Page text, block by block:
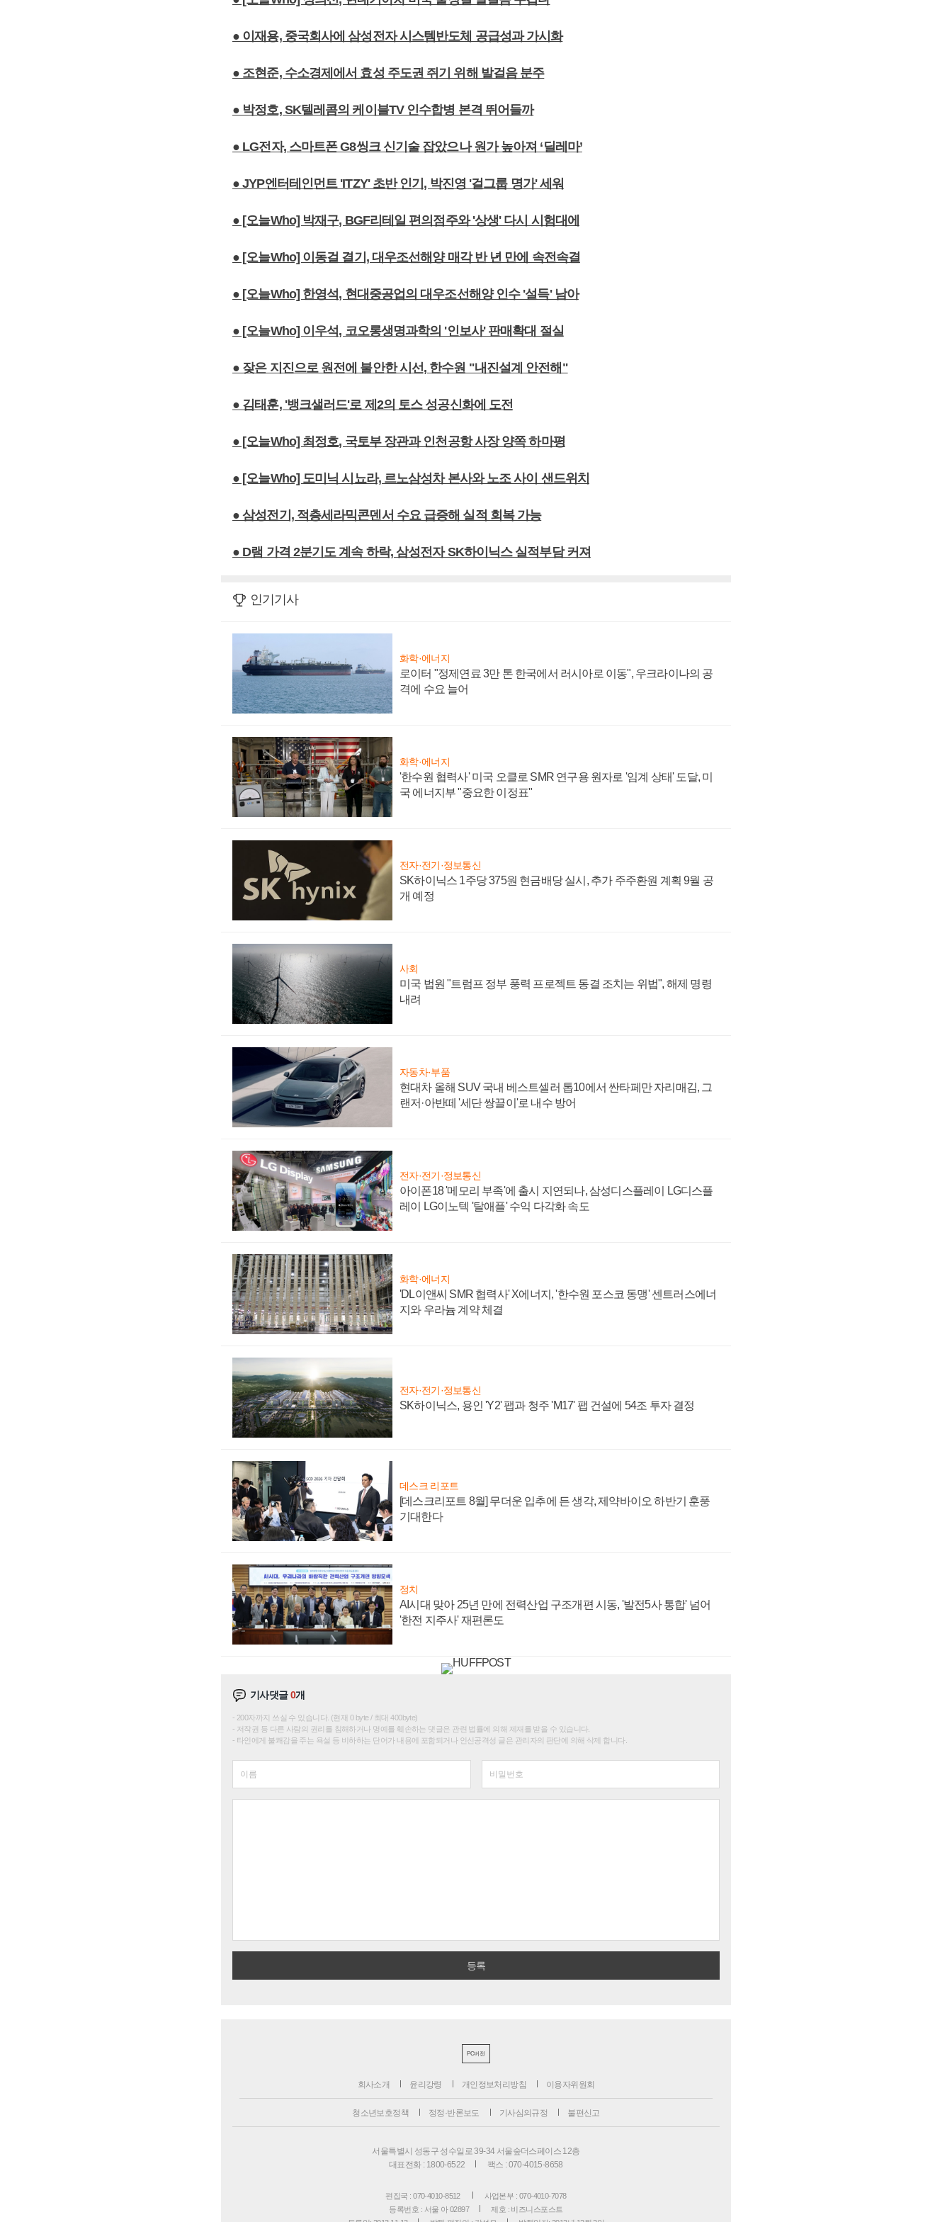
● 이재용, 중국회사에 삼성전자 시스템반도체 공급성과 가시화
● 조현준, 수소경제에서 효성 주도권 쥐기 위해 발걸음 분주
● 박정호, SK텔레콤의 케이블TV 인수합병 본격 뛰어들까
● LG전자, 스마트폰 G8씽크 신기술 잡았으나 원가 높아져 ‘딜레마’
● JYP엔터테인먼트 'ITZY' 초반 인기, 박진영 '걸그룹 명가' 세워
● [오늘Who] 박재구, BGF리테일 편의점주와 '상생' 다시 시험대에
● [오늘Who] 이동걸 결기, 대우조선해양 매각 반 년 만에 속전속결
● [오늘Who] 한영석, 현대중공업의 대우조선해양 인수 '설득' 남아
● [오늘Who] 이우석, 코오롱생명과학의 '인보사' 판매확대 절실
● 잦은 지진으로 원전에 불안한 시선, 한수원 "내진설계 안전해"
● 김태훈, '뱅크샐러드'로 제2의 토스 성공신화에 도전
● [오늘Who] 최정호, 국토부 장관과 인천공항 사장 양쪽 하마평
● [오늘Who] 도미닉 시뇨라, 르노삼성차 본사와 노조 사이 샌드위치
● 삼성전기, 적층세라믹콘덴서 수요 급증해 실적 회복 가능
● D램 가격 2분기도 계속 하락, 삼성전자 SK하이닉스 실적부담 커져
인기기사
화학·에너지
로이터 "정제연료 3만 톤 한국에서 러시아로 이동", 우크라이나의 공
격에 수요 늘어
화학·에너지
'한수원 협력사' 미국 오클로 SMR 연구용 원자로 '임계 상태' 도달, 미
국 에너지부 "중요한 이정표"
전자·전기·정보통신
SK하이닉스 1주당 375원 현금배당 실시, 추가 주주환원 계획 9월 공
개 예정
사회
미국 법원 "트럼프 정부 풍력 프로젝트 동결 조치는 위법", 해제 명령
내려
자동차·부품
현대차 올해 SUV 국내 베스트셀러 톱10에서 싼타페만 자리매김, 그
랜저·아반떼 '세단 쌍끌이'로 내수 방어
전자·전기·정보통신
아이폰18 '메모리 부족'에 출시 지연되나, 삼성디스플레이 LG디스플
레이 LG이노텍 '탈애플' 수익 다각화 속도
화학·에너지
'DL이앤씨 SMR 협력사' X에너지, '한수원 포스코 동맹' 센트러스에너
지와 우라늄 계약 체결
전자·전기·정보통신
SK하이닉스, 용인 'Y2' 팹과 청주 'M17' 팹 건설에 54조 투자 결정
데스크 리포트
[데스크리포트 8월] 무더운 입추에 든 생각, 제약바이오 하반기 훈풍
기대한다
정치
AI시대 맞아 25년 만에 전력산업 구조개편 시동, '발전5사 통합' 넘어
'한전 지주사' 재편론도
기사댓글0개
200자까지 쓰실 수 있습니다. (현재 0 byte / 최대 400byte)
저작권 등 다른 사람의 권리를 침해하거나 명예를 훼손하는 댓글은 관련 법률에 의해 제재를 받을 수 있습니다.
타인에게 불쾌감을 주는 욕설 등 비하하는 단어가 내용에 포함되거나 인신공격성 글은 관리자의 판단에 의해 삭제 합니다.
PC버전
회사소개 윤리강령 개인정보처리방침 이용자위원회
청소년보호정책 정정·반론보도 기사심의규정 불편신고
서울특별시 성동구 성수일로 39-34 서울숲더스페이스 12층
대표전화 : 1800-6522
팩스 : 070-4015-8658
편집국 : 070-4010-8512
사업본부 : 070-4010-7078
등록번호 : 서울 아 02897
제호 : 비즈니스포스트